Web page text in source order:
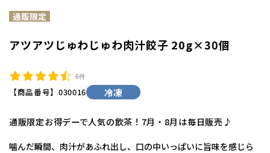
アツアツじゅわじゅわ肉汁餃子 20g×30個
6件
【商品番号】 030016 冷凍
通販限定お得デーで人気の飲茶！7月・8月は毎日販売♪
噛んだ瞬間、肉汁があふれ出し、口の中いっぱいに旨味を感じら